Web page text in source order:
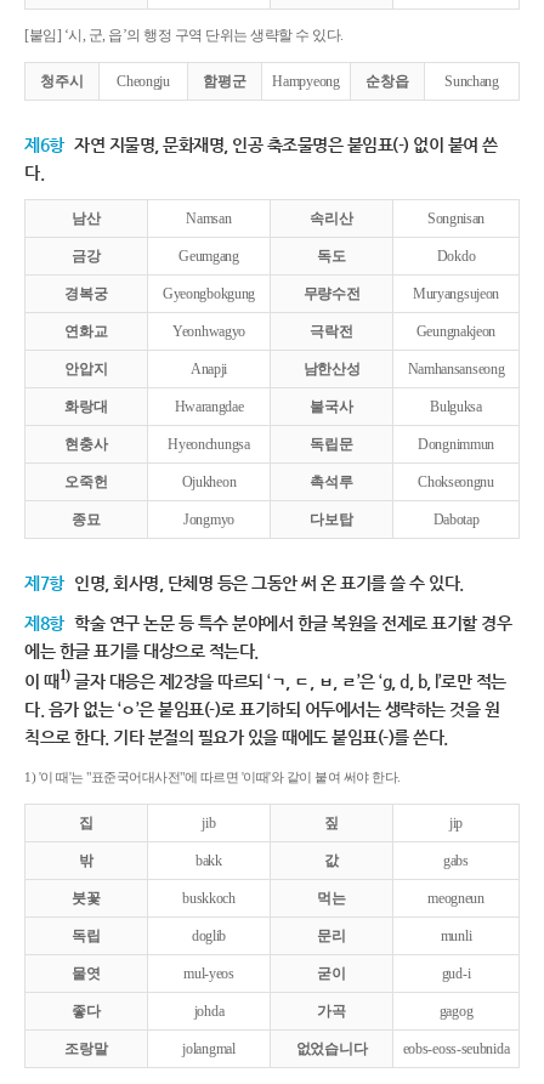
[붙임] ‘시, 군, 읍’의 행정 구역 단위는 생략할 수 있다.
청주시 Cheongju 함평군 Hampyeong 순창읍 Sunchang
제6항 자연 지물명, 문화재명, 인공 축조물명은 붙임표(-) 없이 붙여 쓴
다.
남산 Namsan 속리산 Songnisan
금강 Geumgang 독도 Dokdo
경복궁 Gyeongbokgung 무량수전 Muryangsujeon
연화교 Yeonhwagyo 극락전 Geungnakjeon
안압지 Anapji 남한산성 Namhansanseong
화랑대 Hwarangdae 불국사 Bulguksa
현충사 Hyeonchungsa 독립문 Dongnimmun
오죽헌 Ojukheon 촉석루 Chokseongnu
종묘 Jongmyo 다보탑 Dabotap
제7항 인명, 회사명, 단체명 등은 그동안 써 온 표기를 쓸 수 있다.
제8항 학술 연구 논문 등 특수 분야에서 한글 복원을 전제로 표기할 경우
에는 한글 표기를 대상으로 적는다.
이 때1)글자 대응은 제2장을 따르되 ‘ㄱ, ㄷ, ㅂ, ㄹ’은 ‘g, d, b, l’로만 적는
다. 음가 없는 ‘ㅇ’은 붙임표(-)로 표기하되 어두에서는 생략하는 것을 원
칙으로 한다. 기타 분절의 필요가 있을 때에도 붙임표(-)를 쓴다.
1) '이 때'는 "표준국어대사전"에 따르면 '이때'와 같이 붙여 써야 한다.
집 jib 짚 jip
밖 bakk 값 gabs
붓꽃 buskkoch 먹는 meogneun
독립 doglib 문리 munli
물엿 mul-yeos 굳이 gud-i
좋다 johda 가곡 gagog
조랑말 jolangmal 없었습니다 eobs-eoss-seubnida